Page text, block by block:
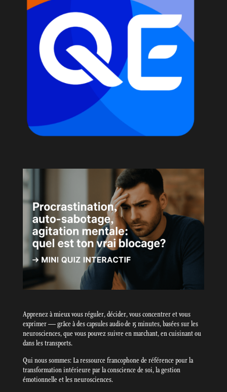
Apprenez à mieux vous réguler, décider, vous concentrer et vous
exprimer — grâce à des capsules audio de 15 minutes, basées sur les
neurosciences, que vous pouvez suivre en marchant, en cuisinant ou
dans les transports.
Qui nous sommes: La ressource francophone de référence pour la
transformation intérieure par la conscience de soi, la gestion
émotionnelle et les neurosciences.